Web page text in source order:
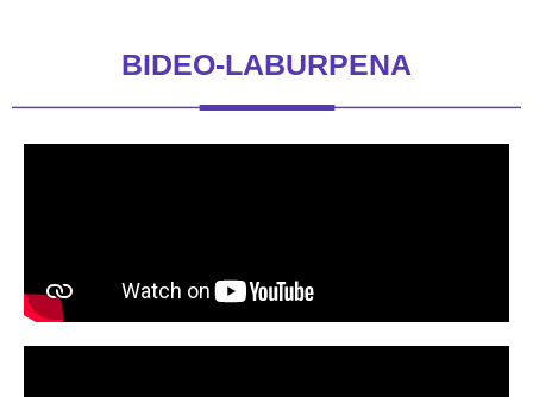
BIDEO-LABURPENA